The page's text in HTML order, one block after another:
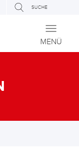
SUCHE
Toggle
MENÜ